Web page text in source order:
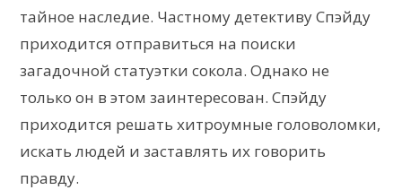
тайное наследие. Частному детективу Спэйду
приходится отправиться на поиски
загадочной статуэтки сокола. Однако не
только он в этом заинтересован. Спэйду
приходится решать хитроумные головоломки,
искать людей и заставлять их говорить
правду.